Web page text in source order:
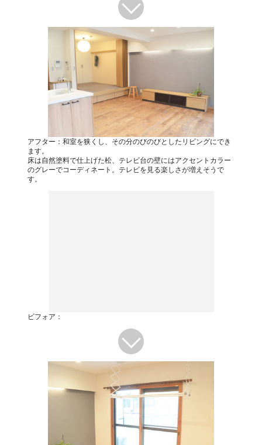
アフター：和室を狭くし、その分のびのびとしたリビングにでき
ます。
床は自然塗料で仕上げた松、テレビ台の壁にはアクセントカラー
のグレーでコーディネート。テレビを見る楽しさが増えそうで
す。
ビフォア：